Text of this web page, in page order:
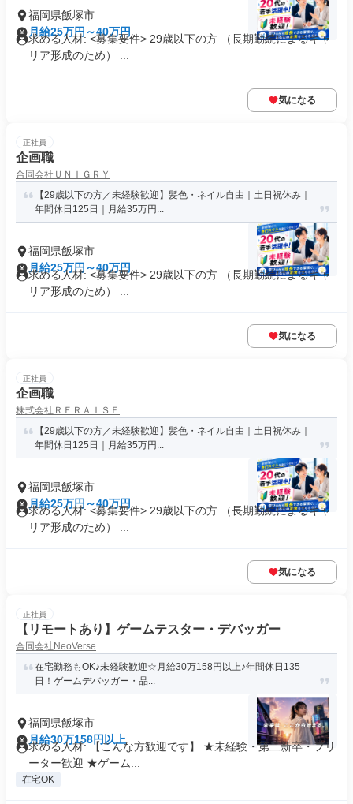
福岡県飯塚市
月給25万円～40万円
求める人材: <募集要件> 29歳以下の方 （長期勤続によるキャ
リア形成のため） ...
気になる
正社員
企画職
合同会社ＵＮＩＧＲＹ
【29歳以下の方／未経験歓迎】髪色・ネイル自由｜土日祝休み｜
年間休日125日｜月給35万円...
福岡県飯塚市
月給25万円～40万円
求める人材: <募集要件> 29歳以下の方 （長期勤続によるキャ
リア形成のため） ...
気になる
正社員
企画職
株式会社ＲＥＲＡＩＳＥ
【29歳以下の方／未経験歓迎】髪色・ネイル自由｜土日祝休み｜
年間休日125日｜月給35万円...
福岡県飯塚市
月給25万円～40万円
求める人材: <募集要件> 29歳以下の方 （長期勤続によるキャ
リア形成のため） ...
気になる
正社員
【リモートあり】ゲームテスター・デバッガー
合同会社NeoVerse
在宅勤務もOK♪未経験歓迎☆月給30万158円以上♪年間休日135
日！ゲームデバッガー・品...
福岡県飯塚市
月給30万158円以上
求める人材: 【こんな方歓迎です】 ★未経験・第二新卒・フリ
ーター歓迎 ★ゲーム...
在宅OK